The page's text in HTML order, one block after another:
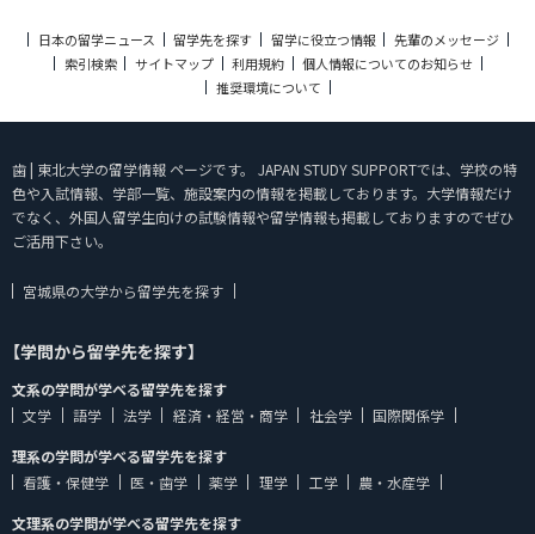
日本の留学ニュース 留学先を探す 留学に役立つ情報
先輩のメッセージ
索引検索
サイトマップ 利用規約
個人情報についてのお知らせ
推奨環境について
歯 | 東北大学の留学情報 ページです。 JAPAN STUDY SUPPORTでは、学校の特
色や入試情報、学部一覧、施設案内の情報を掲載しております。大学情報だけ
でなく、外国人留学生向けの試験情報や留学情報も掲載しておりますのでぜひ
ご活用下さい。
宮城県の大学から留学先を探す
【学問から留学先を探す】
文系の学問が学べる留学先を探す
文学
語学 法学 経済・経営・商学 社会学
国際関係学
理系の学問が学べる留学先を探す
看護・保健学
医・歯学 薬学 理学 工学
農・水産学
文理系の学問が学べる留学先を探す